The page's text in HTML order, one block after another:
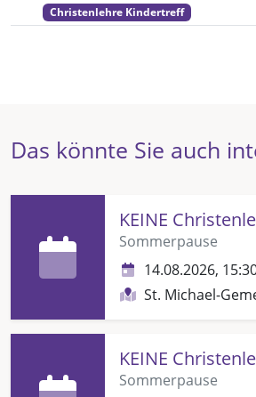
Christenlehre Kindertreff
Das könnte Sie auch
KEINE
Sommerpause
14.08.2026,
St. Michael-
KEINE
Sommerpause